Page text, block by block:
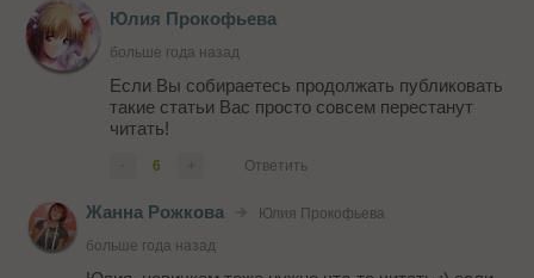
Юлия Прокофьева
больше года назад
Если Вы собираетесь продолжать публиковать
такие статьи Вас просто совсем перестанут
читать!
6 Ответить
Жанна Рожкова
Юлия Прокофьева
больше года назад